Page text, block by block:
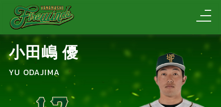
小田嶋 優
YU ODAJIMA